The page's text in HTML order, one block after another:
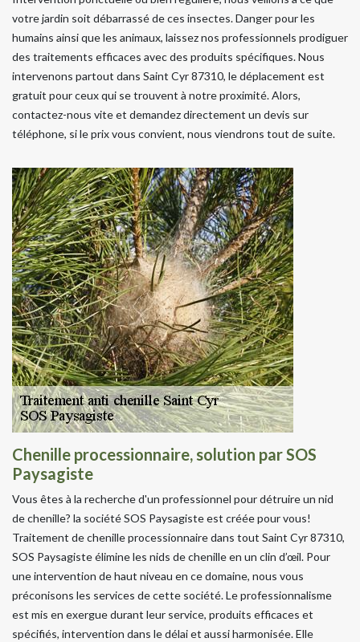
votre jardin soit débarrassé de ces insectes. Danger pour les
humains ainsi que les animaux, laissez nos professionnels prodiguer
des traitements efficaces avec des produits spécifiques. Nous
intervenons partout dans Saint Cyr 87310, le déplacement est
gratuit pour ceux qui se trouvent à notre proximité. Alors,
contactez-nous vite et demandez directement un devis sur
téléphone, si le prix vous convient, nous viendrons tout de suite.
Chenille processionnaire, solution par SOS
Paysagiste
Vous êtes à la recherche d'un professionnel pour détruire un nid
de chenille? la société SOS Paysagiste est créée pour vous!
Traitement de chenille processionnaire dans tout Saint Cyr 87310,
SOS Paysagiste élimine les nids de chenille en un clin d’œil. Pour
une intervention de haut niveau en ce domaine, nous vous
préconisons les services de cette société. Le professionnalisme
est mis en exergue durant leur service, produits efficaces et
spécifiés, intervention dans le délai et aussi harmonisée. Elle